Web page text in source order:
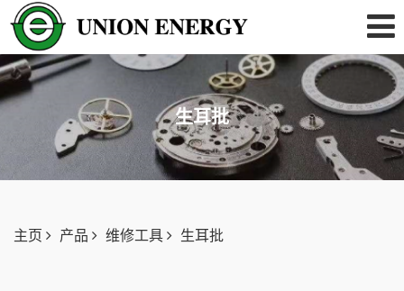
生耳批
主页 产品 维修工具 生耳批